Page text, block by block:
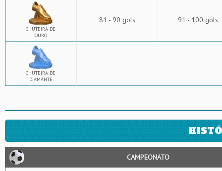
CHUTEIRA DE
OURO
81 - 90 gols 91 - 100 gols
CHUTEIRA DE
DIAMANTE
CAMPEONATO